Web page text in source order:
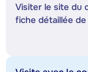
Visiter le site du
fiche détaillée